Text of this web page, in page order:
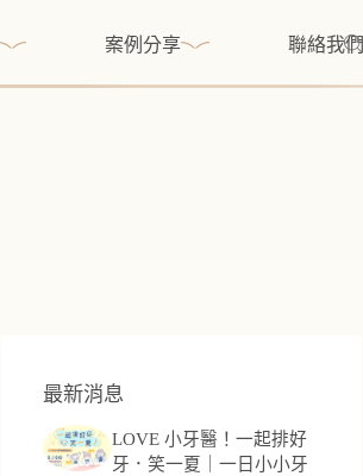
案例分享 聯絡我們
最新消息
LOVE 小牙醫！一起排好
牙．笑一夏｜一日小小牙